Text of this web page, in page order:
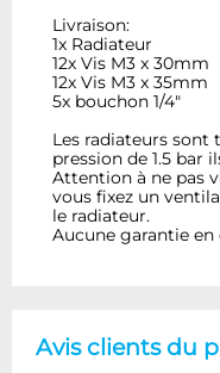
Livraison:
1x Radiateur
12x Vis M3 x 30mm
12x Vis M3 x 35mm
5x bouchon 1/4"
Les radiateurs sont
pression de 1.5 bar
Attention à ne pas
vous fixez un
le radiateur.
Aucune garantie en
Avis clients du